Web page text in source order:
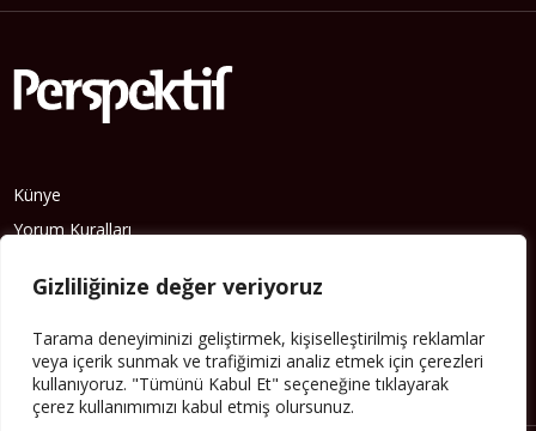
Gizliliğinize değer veriyoruz
Tarama deneyiminizi geliştirmek, kişiselleştirilmiş reklamlar
veya içerik sunmak ve trafiğimizi analiz etmek için çerezleri
kullanıyoruz. "Tümünü Kabul Et" seçeneğine tıklayarak
çerez kullanımımızı kabul etmiş olursunuz.
Künye
Yorum Kuralları
İletişim
Hakkımızda
İş İlanları
Erişilebilirlik